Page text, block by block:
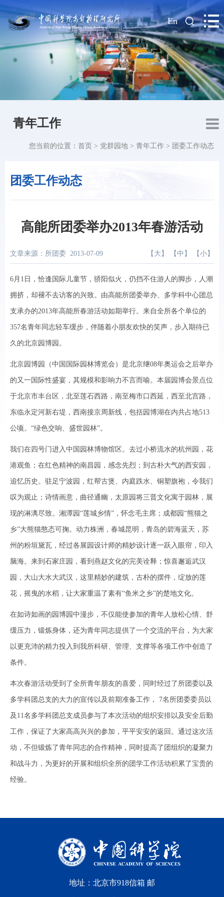
| En
青年工作
团委工作动态
您当前的位置： 首页 > 党群园地 > 青年工作 > 团委工作动态
高能所团委举办2013年春游活动
文章来源：所团委 2013-07-09 【 大 】 【 中 】 【 小 】
6月1日，恰逢国际儿童节，骄阳似火，仍挡不住游人的脚步，人潮
拥挤，却褪不去访客的兴致。由高能所团委举办、多学科中心团总
支承办的2013年高能所春游活动如期举行。来自全所各个单位的
357名青年同志轻车缓步，伴随着小朋友欢快的笑声，步入期待已
久的北京园博园。
北京园博园（中国国际园林博览会）是北京继08年奥运会之后举办
的又一国际性盛宴，其规模和影响力不言而喻。本届园博会景点位
于北京市丰台区，北至莲石西路，南至梅市口西延，西至北宫路，
东临永定河新右堤，西南接京周新线，包括园博湖在内共占地513
公顷。“绿色交响、盛世园林”。
我们在四号门进入中国园林博物馆区。去过小桥流水的杭州园，花
港观鱼；在红色精神的南昌园，感念先烈；到古朴大气的西安园，
追忆历史。驻足宁波园，红帮古煲、内庭跌水、铜塑旗袍，令我们
叹为观止；诗情画意，曲径通幽，太原园将三晋文化寓于园林，展
现的淋漓尽致。湘潭园“莲城乡情”，怀念毛主席；成都园“熊猫之
乡”大熊猫憨态可掬。动力株洲，春城昆明，青岛的碧海蓝天，苏
州的粉垣黛瓦，经过各展园设计师的精妙设计逐一跃入眼帘，印入
脑海。来到石家庄园，看到燕赵文化的完美诠释；惊喜邂逅武汉
园，大山大水大武汉，这里精妙的建筑，古朴的摆件，绽放的莲
花，摇曳的水稻，让大家重温了素有“鱼米之乡”的楚地文化。
在如诗如画的园博园中漫步，不仅能使参加的青年人放松心情、舒
缓压力，锻炼身体，还为青年同志提供了一个交流的平台，为大家
以更充沛的精力投入到我所科研、管理、支撑等各项工作中创造了
条件。
本次春游活动受到了全所青年朋友的喜爱，同时经过了所团委以及
多学科团总支的大力的宣传以及前期准备工作， 7名所团委委员以
及11名多学科团总支成员参与了本次活动的组织安排以及安全后勤
工作，保证了大家高高兴兴的参加，平平安安的返回。通过这次活
动，不但锻炼了青年同志的合作精神，同时提高了团组织的凝聚力
和战斗力，为更好的开展和组织全所的团学工作活动积累了宝贵的
经验。
地址：北京市918信箱 邮